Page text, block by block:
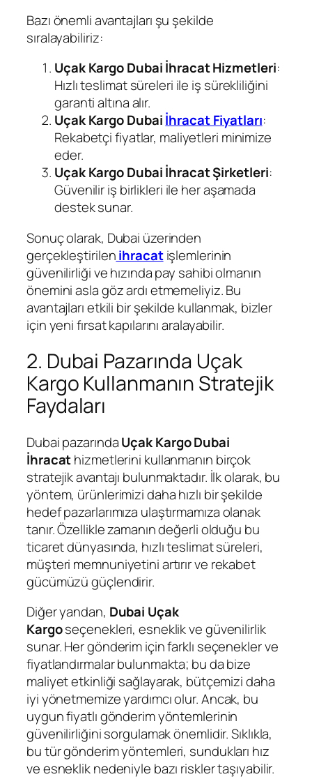
Bazı önemli avantajları şu şekilde
sıralayabiliriz:
Uçak Kargo Dubai İhracat Hizmetleri:
Hızlı teslimat süreleri ile iş sürekliliğini
garanti altına alır.
Uçak Kargo Dubaiİhracat Fiyatları:
Rekabetçi fiyatlar, maliyetleri minimize
eder.
Uçak Kargo Dubai İhracat Şirketleri:
Güvenilir iş birlikleri ile her aşamada
destek sunar.
Sonuç olarak, Dubai üzerinden
gerçekleştirilenihracatişlemlerinin
güvenilirliği ve hızında pay sahibi olmanın
önemini asla göz ardı etmemeliyiz. Bu
avantajları etkili bir şekilde kullanmak, bizler
için yeni fırsat kapılarını aralayabilir.
2. Dubai Pazarında Uçak
Kargo Kullanmanın Stratejik
Faydaları
Dubai pazarındaUçak Kargo Dubai
İhracathizmetlerini kullanmanın birçok
stratejik avantajı bulunmaktadır. İlk olarak, bu
yöntem, ürünlerimizi daha hızlı bir şekilde
hedef pazarlarımıza ulaştırmamıza olanak
tanır. Özellikle zamanın değerli olduğu bu
ticaret dünyasında, hızlı teslimat süreleri,
müşteri memnuniyetini artırır ve rekabet
gücümüzü güçlendirir.
Diğer yandan, Dubai Uçak
Kargoseçenekleri, esneklik ve güvenilirlik
sunar. Her gönderim için farklı seçenekler ve
fiyatlandırmalar bulunmakta; bu da bize
maliyet etkinliği sağlayarak, bütçemizi daha
iyi yönetmemize yardımcı olur. Ancak, bu
uygun fiyatlı gönderim yöntemlerinin
güvenilirliğini sorgulamak önemlidir. Sıklıkla,
bu tür gönderim yöntemleri, sundukları hız
ve esneklik nedeniyle bazı riskler taşıyabilir.